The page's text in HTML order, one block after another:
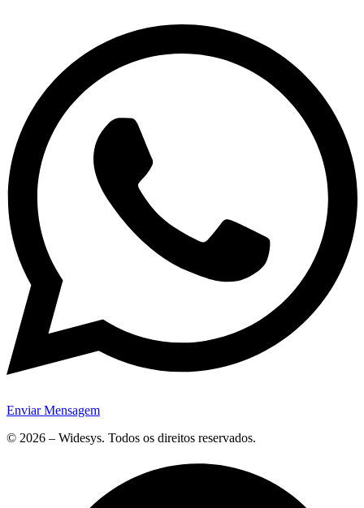
Enviar Mensagem
© 2026 – Widesys. Todos os direitos reservados.